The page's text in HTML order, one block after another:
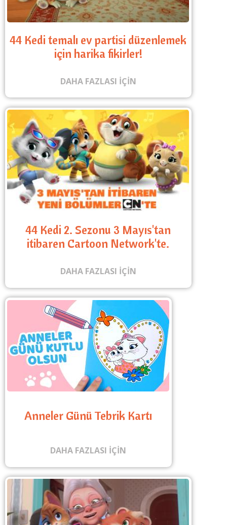
44 Kedi temalı ev partisi düzenlemek
için harika fikirler!
DAHA FAZLASI IÇIN
44 Kedi 2. Sezonu 3 Mayıs'tan
itibaren Cartoon Network'te.
DAHA FAZLASI IÇIN
Anneler Günü Tebrik Kartı
DAHA FAZLASI IÇIN